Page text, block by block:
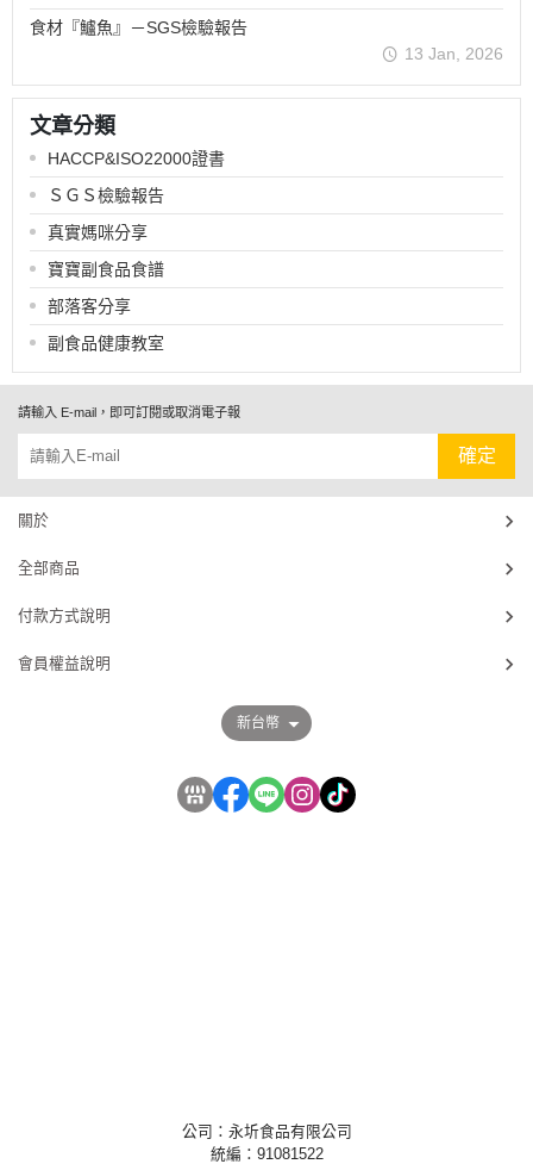
食材『鱸魚』－SGS檢驗報告
13 Jan, 2026
文章分類
HACCP&ISO22000證書
ＳＧＳ檢驗報告
真實媽咪分享
寶寶副食品食譜
部落客分享
副食品健康教室
公司：永圻食品有限公司
統編：91081522
請輸入 E-mail，即可訂閱或取消電子報
確定
關於
全部商品
付款方式說明
會員權益說明
新台幣